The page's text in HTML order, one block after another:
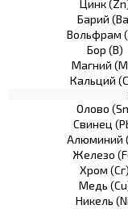
Цинк
Барий
Вольфрам
Бор (В)
Магний
Кальций
Олово
Свинец
Алюминий
Железо
Хром (Сг)
Медь
Никель